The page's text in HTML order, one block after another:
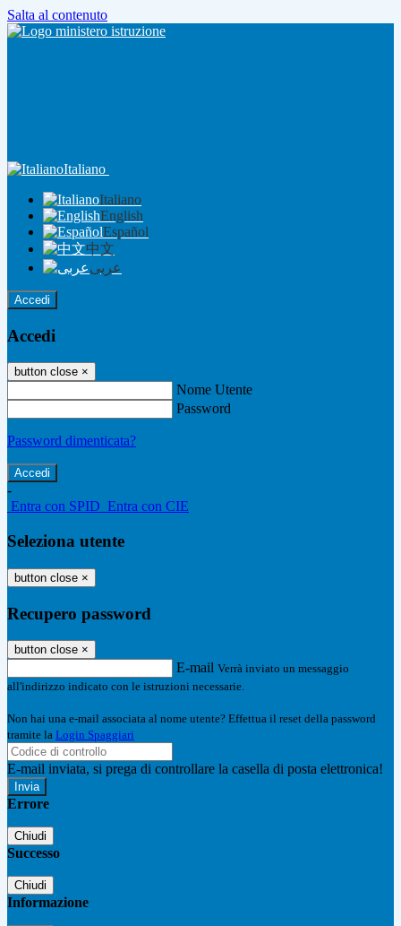
Salta al contenuto
Italiano
Italiano
English
Español
中文
عربى
Accedi
Accedi
button close ×
Nome Utente
Password
Password dimenticata?
-
Entra con SPID Entra con CIE
Seleziona utente
button close ×
Recupero password
button close ×
E-mail Verrà inviato un messaggio
all'indirizzo indicato con le istruzioni necessarie.
Non hai una e-mail associata al nome utente? Effettua il reset della password
tramite la Login Spaggiari
E-mail inviata, si prega di controllare la casella di posta elettronica!
Errore
Chiudi
Successo
Chiudi
Informazione